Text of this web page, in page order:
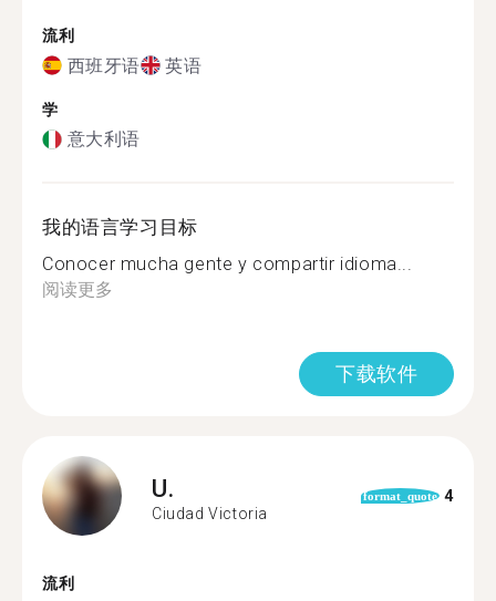
流利
西班牙语 英语
学
意大利语
我的语言学习目标
Conocer mucha gente y compartir idioma...
阅读更多
下载软件
U.
Ciudad Victoria
format_quote 4
流利